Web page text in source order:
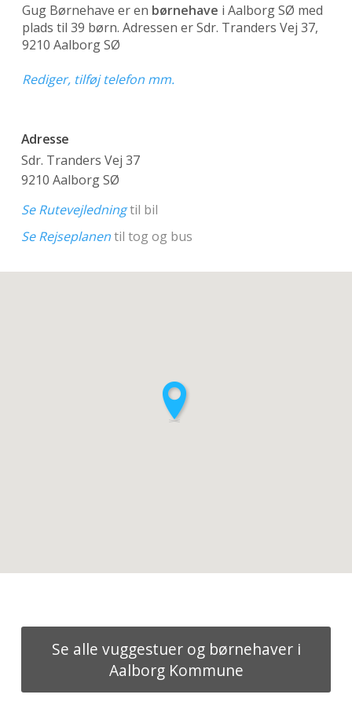
Gug Børnehave er en børnehave i Aalborg SØ med
plads til 39 børn. Adressen er Sdr. Tranders Vej 37,
9210 Aalborg SØ
Rediger, tilføj telefon mm.
Adresse
Sdr. Tranders Vej 37
9210 Aalborg SØ
Se Rutevejledningtil bil
Se Rejseplanentil tog og bus
Se alle vuggestuer og børnehaver i
Aalborg Kommune